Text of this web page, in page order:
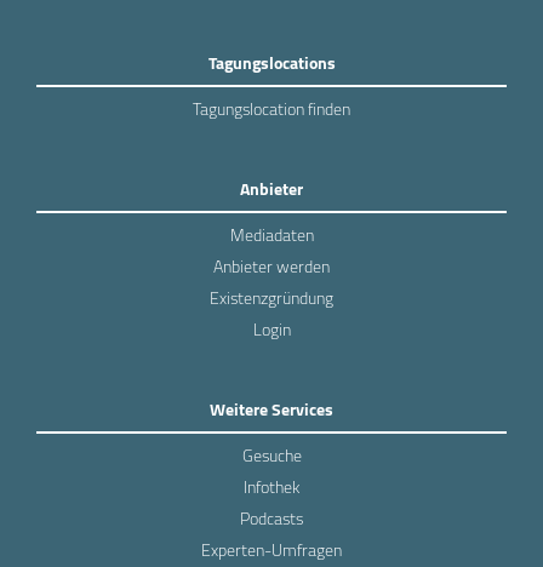
Tagungslocations
Tagungslocation finden
Anbieter
Mediadaten
Anbieter werden
Existenzgründung
Login
Weitere Services
Gesuche
Infothek
Podcasts
Experten-Umfragen